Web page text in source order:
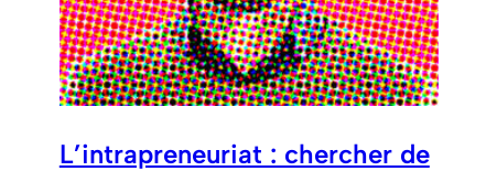
L’intrapreneuriat : chercher de